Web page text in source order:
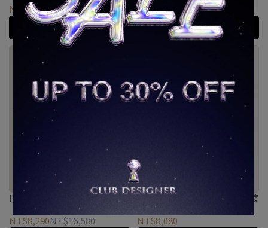
NT$5,306NT$7,580
加入購物車
NT$6,006
NT$8,580
加入購物車
ISABELLA ETOU｜寶鑽耳掛
NT$8,290NT$16,580
COMPLETEDWORKS｜珍珠鍍
金耳扣
NT$8,080